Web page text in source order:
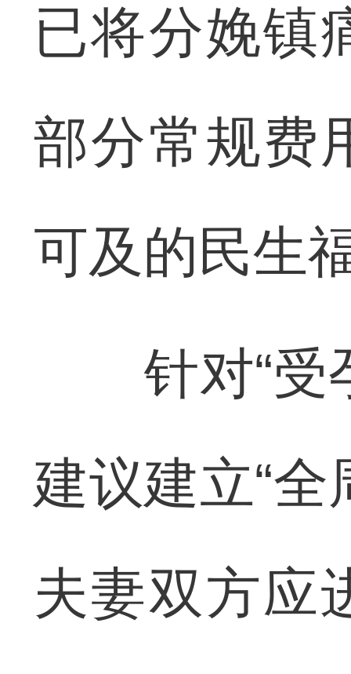
已将分娩镇
部分常规费
可及的民生
针对“受孕
建议建立“
夫妻双方应